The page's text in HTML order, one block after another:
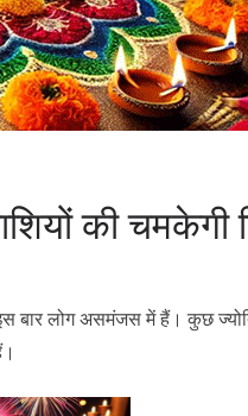
की
इस बार लोग असमंजस में हैं। कुछ